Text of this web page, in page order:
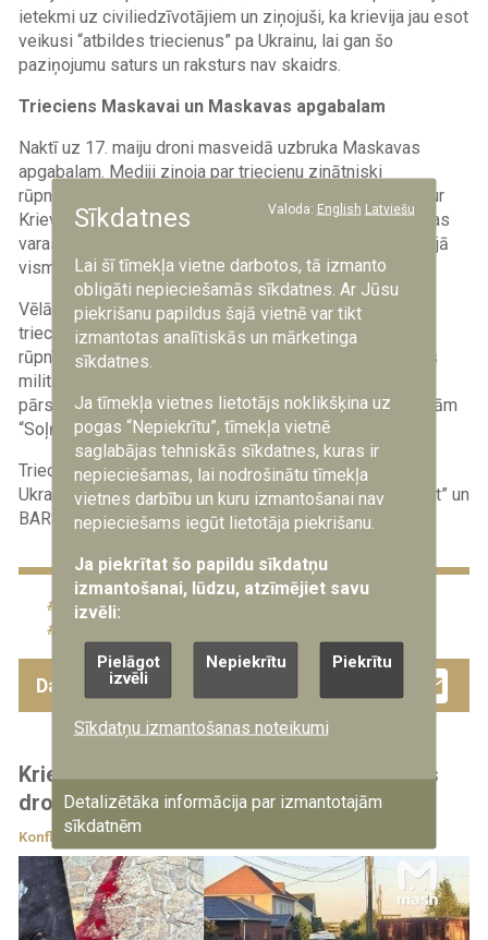
ietekmi uz civiliedzīvotājiem un ziņojuši, ka krievija jau esot
veikusi “atbildes triecienus” pa Ukrainu, lai gan šo
paziņojumu saturs un raksturs nav skaidrs.
Trieciens Maskavai un Maskavas apgabalam
Naktī uz 17. maiju droni masveidā uzbruka Maskavas
apgabalam. Mediji ziņoja par triecienu zinātniski
rūpnieciskajam kompleksam “Elma” un Zelenogradai, kur
Krievijā tiek ražota mikroelektronika. Saskaņā ar krievijas
varasiestāžu oficiālajiem datiem uzbrukumos gājuši bojā
vismaz trīs cilvēki, bet 12 guvuši ievainojumus.
Vēlāk Ukrainas Drošības dienests atklāja detaļas par
triecieniem Maskavas apgabalā. Tika ziņots, ka trāpīts
rūpnīcai “Angstrem”, kas piegādā pusvadītājus krievijas
militāri rūpnieciskajam kompleksam, Maskavas naftas
pārstrādes rūpnīcai, kā arī naftas pārsūknēšanas stacijām
“Soļņečnogorskaja” un “Volodarskoje”.
Triecieniem Ukrainas aizsardzības spēki izmantojuši
Ukrainā izstrādātus dronus RS-1 “Bars”, FP-1 “Firepoint” un
BARS-SM “GLADIATOR”.
karš Krievija
militārs konflikts
Dalies ar šo ziņu Facebook
Twitter
Krievijā automašīnas sprādzienā ievainots
dronu ražošanas uzņēmuma vadītājs
Konfliktu zonas
Sīkdatnes Valoda: English Latviešu
Lai šī tīmekļa vietne darbotos, tā izmanto
obligāti nepieciešamās sīkdatnes. Ar Jūsu
piekrišanu papildus šajā vietnē var tikt
izmantotas analītiskās un mārketinga
sīkdatnes.
Ja tīmekļa vietnes lietotājs noklikšķina uz
pogas “Nepiekrītu”, tīmekļa vietnē
saglabājas tehniskās sīkdatnes, kuras ir
nepieciešamas, lai nodrošinātu tīmekļa
vietnes darbību un kuru izmantošanai nav
nepieciešams iegūt lietotāja piekrišanu.
Ja piekrītat šo papildu sīkdatņu
izmantošanai, lūdzu, atzīmējiet savu
izvēli:
Pielāgot
izvēli
Nepiekrītu Piekrītu
Sīkdatņu izmantošanas noteikumi
Detalizētāka informācija par izmantotajām
sīkdatnēm